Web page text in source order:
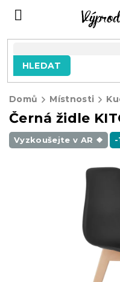
HLEDAT
Domů Místnosti
Černá židle
Vyzkoušejte v AR ❖ -